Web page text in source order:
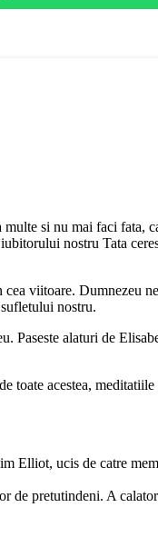
si nu mai faci fata,
nostru Tata
viitoare. Dumnezeu
nostru.
Paseste alaturi de
toate acestea,
Elliot, ucis de catre
de pretutindeni. A